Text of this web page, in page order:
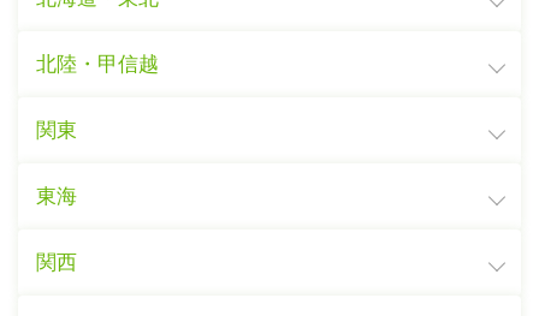
北陸・甲信越
関東
東海
関西